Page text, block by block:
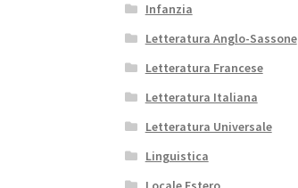
Infanzia
Letteratura Anglo-Sassone
Letteratura Francese
Letteratura Italiana
Letteratura Universale
Linguistica